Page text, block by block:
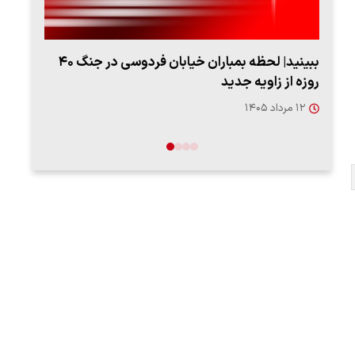
ببینید| لحظه بمباران خیابان فردوسی در جنگ ۴۰
روزه از زاویه جدید
۱۲ مرداد ۱۴۰۵